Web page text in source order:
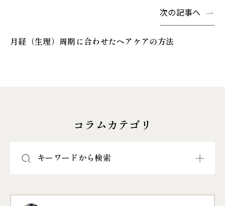
次の記事へ
月経（生理）周期に合わせたヘアケアの方法
コラムカテゴリ
キーワードから検索